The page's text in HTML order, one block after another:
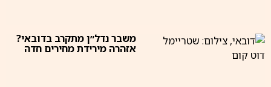
משבר נדל״ן מתקרב בדובאי?
אזהרה מירידת מחירים חדה